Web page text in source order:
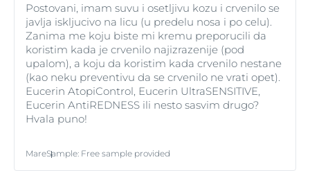
Postovani, imam suvu i osetljivu kozu i crvenilo se
javlja iskljucivo na licu (u predelu nosa i po celu).
Zanima me koju biste mi kremu preporucili da
koristim kada je crvenilo najizrazenije (pod
upalom), a koju da koristim kada crvenilo nestane
(kao neku preventivu da se crvenilo ne vrati opet).
Eucerin AtopiControl, Eucerin UltraSENSITIVE,
Eucerin AntiREDNESS ili nesto sasvim drugo?
Hvala puno!
MareSample: Free sample provided